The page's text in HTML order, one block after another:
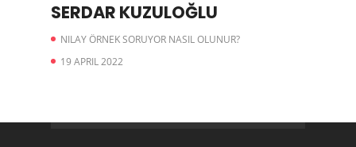
SERDAR KUZULOĞLU
NILAY ÖRNEK SORUYOR NASIL OLUNUR?
19 APRIL 2022